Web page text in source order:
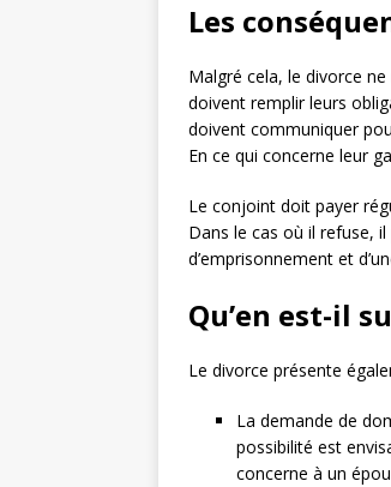
Les
Malgré cela, le divorce
doivent remplir leurs
doivent communiquer
En ce qui concerne leur
Le conjoint doit payer
Dans le cas où il refuse,
d’emprisonnement et
Qu’en est-il
Le divorce présente
La demande de
possibilité est
concerne à un